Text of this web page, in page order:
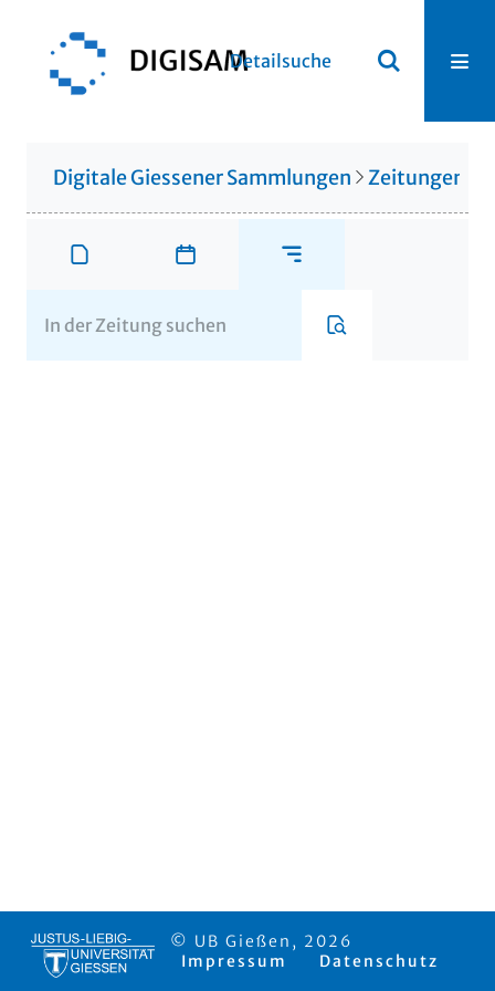
Detailsuche
Digitale Giessener Sammlungen Zeitungen
© UB Gießen, 2026
Impressum
Datenschutz